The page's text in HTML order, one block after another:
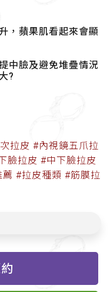
，蘋果肌看起來會顯
中臉及避免堆疊情況
?
拉皮 #內視鏡五爪拉
臉拉皮 #中下臉拉皮
薦 #拉皮種類 #筋膜拉